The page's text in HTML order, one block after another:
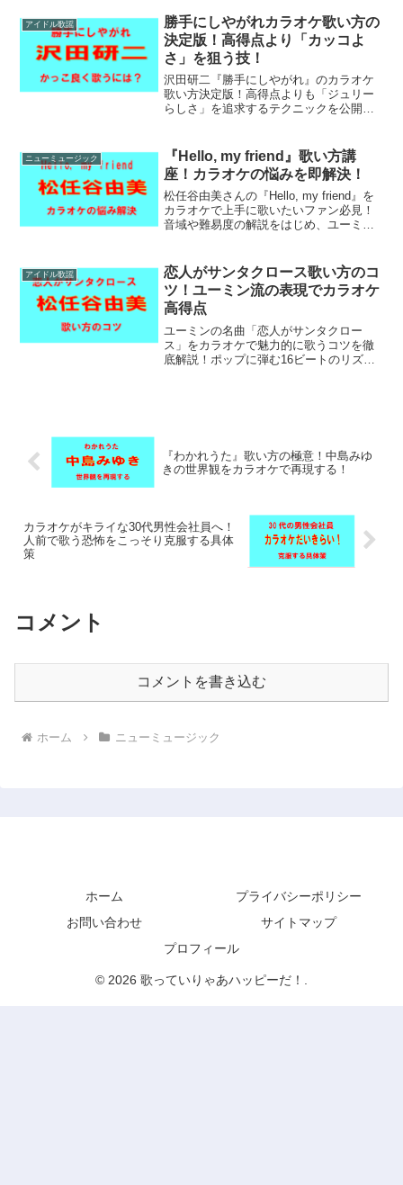
ポに遅れないリズムの取り方などプロレ
ベルのテクニックをお届けします！
アイドル歌謡
勝手にしやがれカラオケ歌い方の
決定版！高得点より「カッコよ
さ」を狙う技！
沢田研二『勝手にしやがれ』のカラオケ
歌い方決定版！高得点よりも「ジュリー
らしさ」を追求するテクニックを公開。
コツが満載です。あの名シーンを自分の
歌声で再現しましょう。
ニューミュージック
『Hello, my friend』歌い方講
座！カラオケの悩みを即解決！
松任谷由美さんの『Hello, my friend』を
カラオケで上手に歌いたいファン必見！
音域や難易度の解説をはじめ、ユーミン
悩みを即解決する歌い方講座です。
アイドル歌謡
恋人がサンタクロース歌い方のコ
ツ！ユーミン流の表現でカラオケ
高得点
ユーミンの名曲「恋人がサンタクロー
ス」をカラオケで魅力的に歌うコツを徹
底解説！ポップに弾む16ビートのリズム
『わかれうた』歌い方の極意！中島みゆ
きの世界観をカラオケで再現する！
カラオケがキライな30代男性会社員へ！
人前で歌う恐怖をこっそり克服する具体
策
コメント
コメントを書き込む
ホーム ニューミュージック
ホーム
プライバシーポリシー
お問い合わせ
サイトマップ
プロフィール
© 2026 歌っていりゃあハッピーだ！.